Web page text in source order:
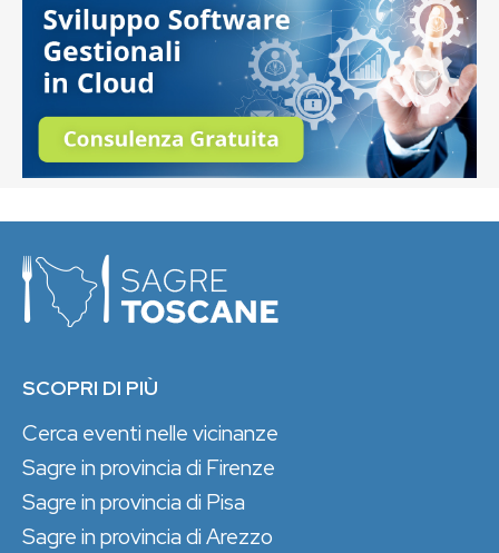
SCOPRI DI PIÙ
Cerca eventi nelle vicinanze
Sagre in provincia di Firenze
Sagre in provincia di Pisa
Sagre in provincia di Arezzo